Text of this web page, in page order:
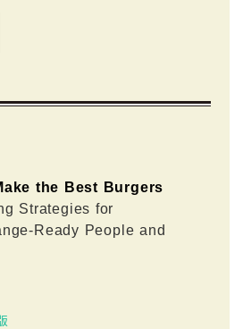
the Best Burgers
Strategies for
Ready People and